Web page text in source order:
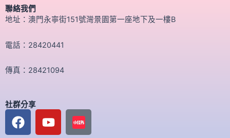
聯絡我們
地址：澳門永寧街151號灣景園第一座地下及一樓B
電話：28420441
傳真：28421094
社群分享
F
a
Y
o